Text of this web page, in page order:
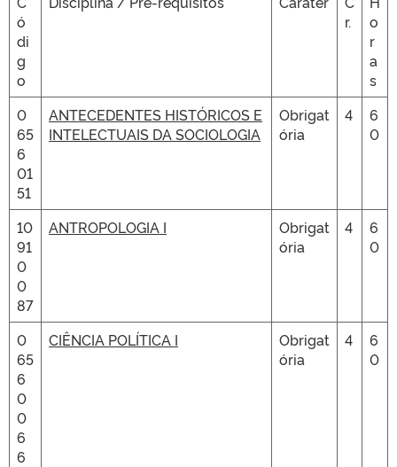
ó
di
g
o
r.
o
r
a
s
0
65
6
01
51
ANTECEDENTES HISTÓRICOS E
INTELECTUAIS DA SOCIOLOGIA
Obrigat
ória
4
6
0
10
91
0
0
87
ANTROPOLOGIA I
Obrigat
ória
4
6
0
0
65
6
0
0
6
6
CIÊNCIA POLÍTICA I
Obrigat
ória
4
6
0